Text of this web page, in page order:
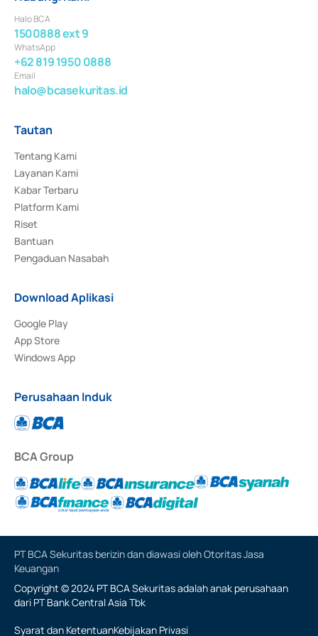
Halo BCA
1500888 ext 9
WhatsApp
+62 819 1950 0888
Email
halo@bcasekuritas.id
Tautan
Tentang Kami
Layanan Kami
Kabar Terbaru
Platform Kami
Riset
Bantuan
Pengaduan Nasabah
Download Aplikasi
Google Play
App Store
Windows App
Perusahaan Induk
BCA Group
PT BCA Sekuritas berizin dan diawasi oleh Otoritas Jasa
Keuangan
Copyright © 2024 PT BCA Sekuritas adalah anak perusahaan
dari PT Bank Central Asia Tbk
Syarat dan KetentuanKebijakan Privasi